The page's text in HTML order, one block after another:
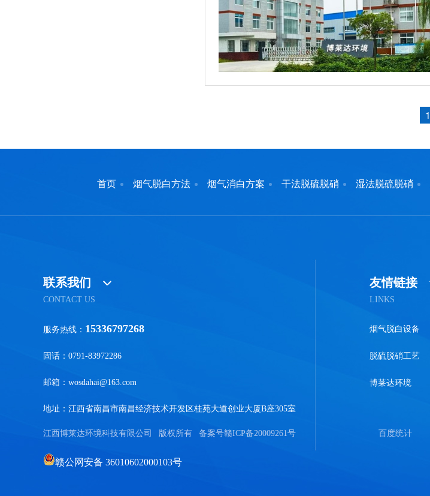
1
首页 烟气脱白方法 烟气消白方案 干法脱硫脱硝 湿法脱硫脱硝
联系我们
CONTACT US
服务热线： 15336797268
固话：0791-83972286
邮箱：wosdahai@163.com
地址：江西省南昌市南昌经济技术开发区桂苑大道创业大厦B座305室
江西博莱达环境科技有限公司 版权所有 备案号赣ICP备20009261号
赣公网安备 36010602000103号
友情链接
LINKS
烟气脱白设备
脱硫脱硝工艺
博莱达环境
百度统计